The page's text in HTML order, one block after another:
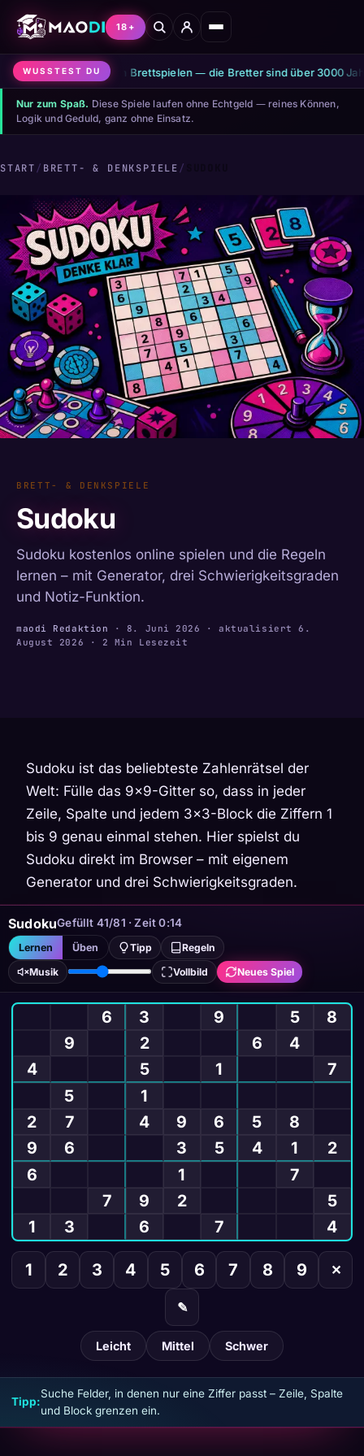
18+
WUSSTEST DU
zu den ältesten Brettspielen — die Bretter sind über 3000 Jahre alt.
Nur zum Spaß. Diese Spiele laufen ohne Echtgeld — reines Können,
Logik und Geduld, ganz ohne Einsatz.
START/ BRETT- & DENKSPIELE/
BRETT- & DENKSPIELE
Sudoku
Sudoku kostenlos online spielen und die Regeln
lernen – mit Generator, drei Schwierigkeitsgraden
und Notiz-Funktion.
maodi Redaktion · 8. Juni 2026 · aktualisiert6.
August 2026 · 2 Min Lesezeit
Sudoku ist das beliebteste Zahlenrätsel der
Welt: Fülle das 9×9-Gitter so, dass in jeder
Zeile, Spalte und jedem 3×3-Block die Ziffern 1
bis 9 genau einmal stehen. Hier spielst du
Sudoku direkt im Browser – mit eigenem
Generator und drei Schwierigkeitsgraden.
SudokuGefüllt 41/81 · Zeit 0:15
Lernen Üben Tipp
Regeln
Musik
Vollbild Neues Spiel
6 3 9 5
8
9
2 6
4
4
5 1
7
5
1
2
7 4 9 6 5
8
9
6 3 5 4 1
2
6
1
7
7
9 2
5
1
3 6 7 4
1 2 3 4 5 6 7 8 9 ✕
✎
Leicht Mittel Schwer
Tipp:
Suche Felder, in denen nur eine Ziffer passt – Zeile, Spalte
und Block grenzen ein.